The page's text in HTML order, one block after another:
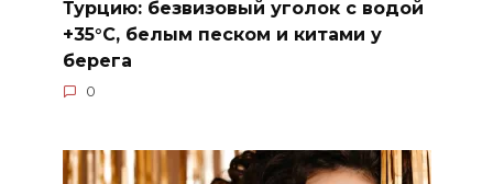
Турцию: безвизовый уголок с водой
+35°C, белым песком и китами у
берега
0